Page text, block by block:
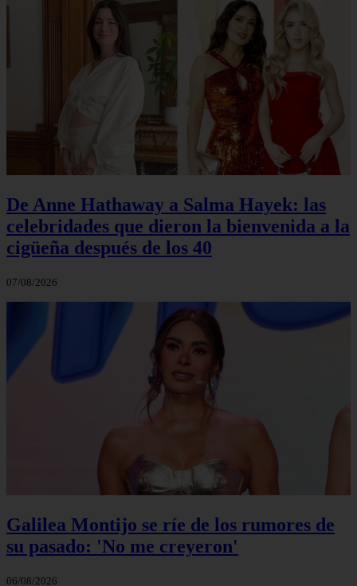
De Anne Hathaway a Salma Hayek: las
celebridades que dieron la bienvenida a la
cigüeña después de los 40
07/08/2026
Galilea Montijo se ríe de los rumores de
su pasado: 'No me creyeron'
06/08/2026